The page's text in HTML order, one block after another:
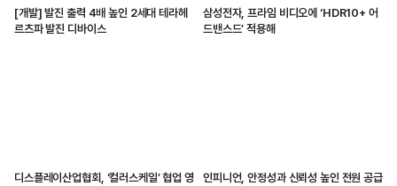
[개발] 발진 출력 4배 높인 2세대 테라헤
르츠파 발진 디바이스
삼성전자, 프라임 비디오에 ‘HDR10+ 어
드밴스드’ 적용해
디스플레이산업협회, ‘컬러스케일’ 협업 영
인피니언, 안정성과 신뢰성 높인 전원 공급